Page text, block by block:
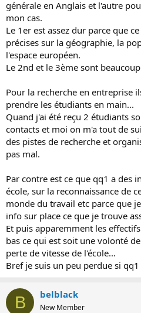
générale en Anglais et l'autre
mon cas.
Le 1er est assez dur parce que
précises sur la géographie, la
l'espace européen.
Le 2nd et le 3ème sont
Pour la recherche en entreprise
prendre les étudiants en main...
Quand j'ai été reçu 2 étudiants
contacts et moi on m'a tout de
des pistes de recherche et
pas mal.
Par contre est ce que qq1 a des
école, sur la reconnaissance de
monde du travail etc parce que
info sur place ce que je trouve
Et puis apparemment les
bas ce qui est soit une volonté
perte de vitesse de l'école...
Bref je suis un peu perdue si
B belblack
New Member